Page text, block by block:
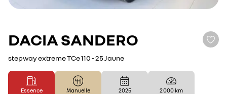
DACIASANDERO
stepway extreme TCe 110 - 25 Jaune
Essence Manuelle 2025 2 000 km